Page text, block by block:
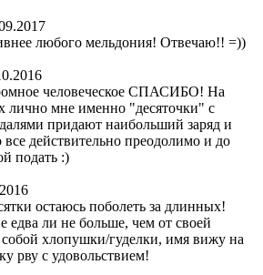
любого мельдония! Отвечаю!! =))
человеческое СПАСИБО! На
лично мне именно "десяточки" с
придают наибольший заряд и
все действительно преодолимо и до
подать :)
остаюсь поболеть за длинных!
едва ли не больше, чем от своей
хлопушки/гуделки, имя вижу на
рву с удовольствием!